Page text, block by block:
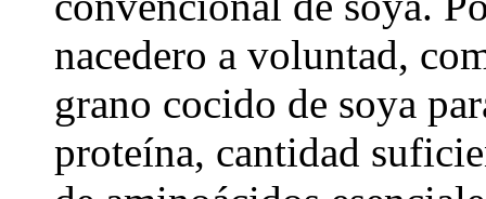
nacedero a voluntad,
grano cocido de soya
proteína, cantidad